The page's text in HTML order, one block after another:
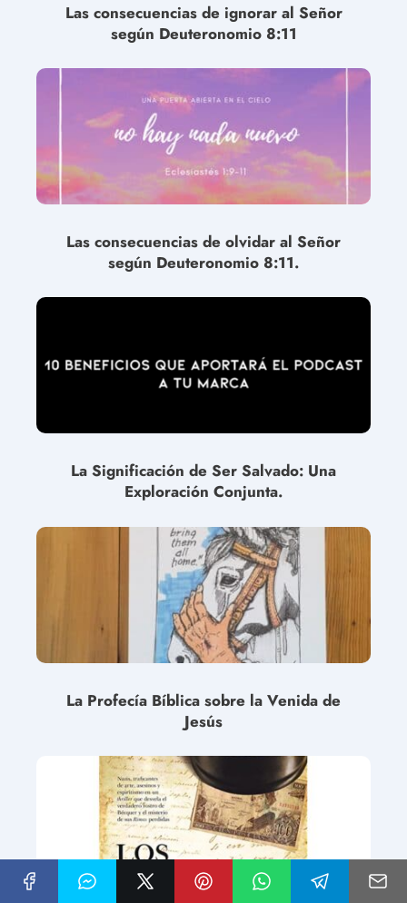
Las consecuencias de ignorar al Señor
según Deuteronomio 8:11
Las consecuencias de olvidar al Señor
según Deuteronomio 8:11.
La Significación de Ser Salvado: Una
Exploración Conjunta.
La Profecía Bíblica sobre la Venida de
Jesús